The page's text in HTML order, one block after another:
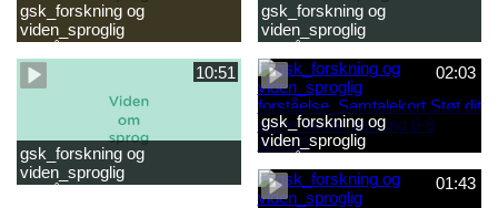
gsk_forskning og
viden_sproglig
forståelse_Snak med dit barn
2-6 år.mp4
gsk_forskning og
viden_sproglig
forståelse_Snak med din
baby 0-6 mdr.mp4
10:51
gsk_forskning og
viden_sproglig
forståelse_Barnets sproglige
02:03
gsk_forskning og
viden_sproglig
forståelse_Samtalekort Støt
dit barns første læsning 6-8
år.mp3
01:43